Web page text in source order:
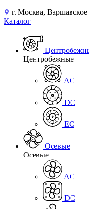
г. Москва, Варшавское
Каталог
Центробежные
AC
DC
EC
Осевые
Осевые
AC
DC